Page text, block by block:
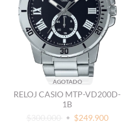
AGOTADO
RELOJ CASIO MTP-VD200D-
1B
$300.000
$249.900